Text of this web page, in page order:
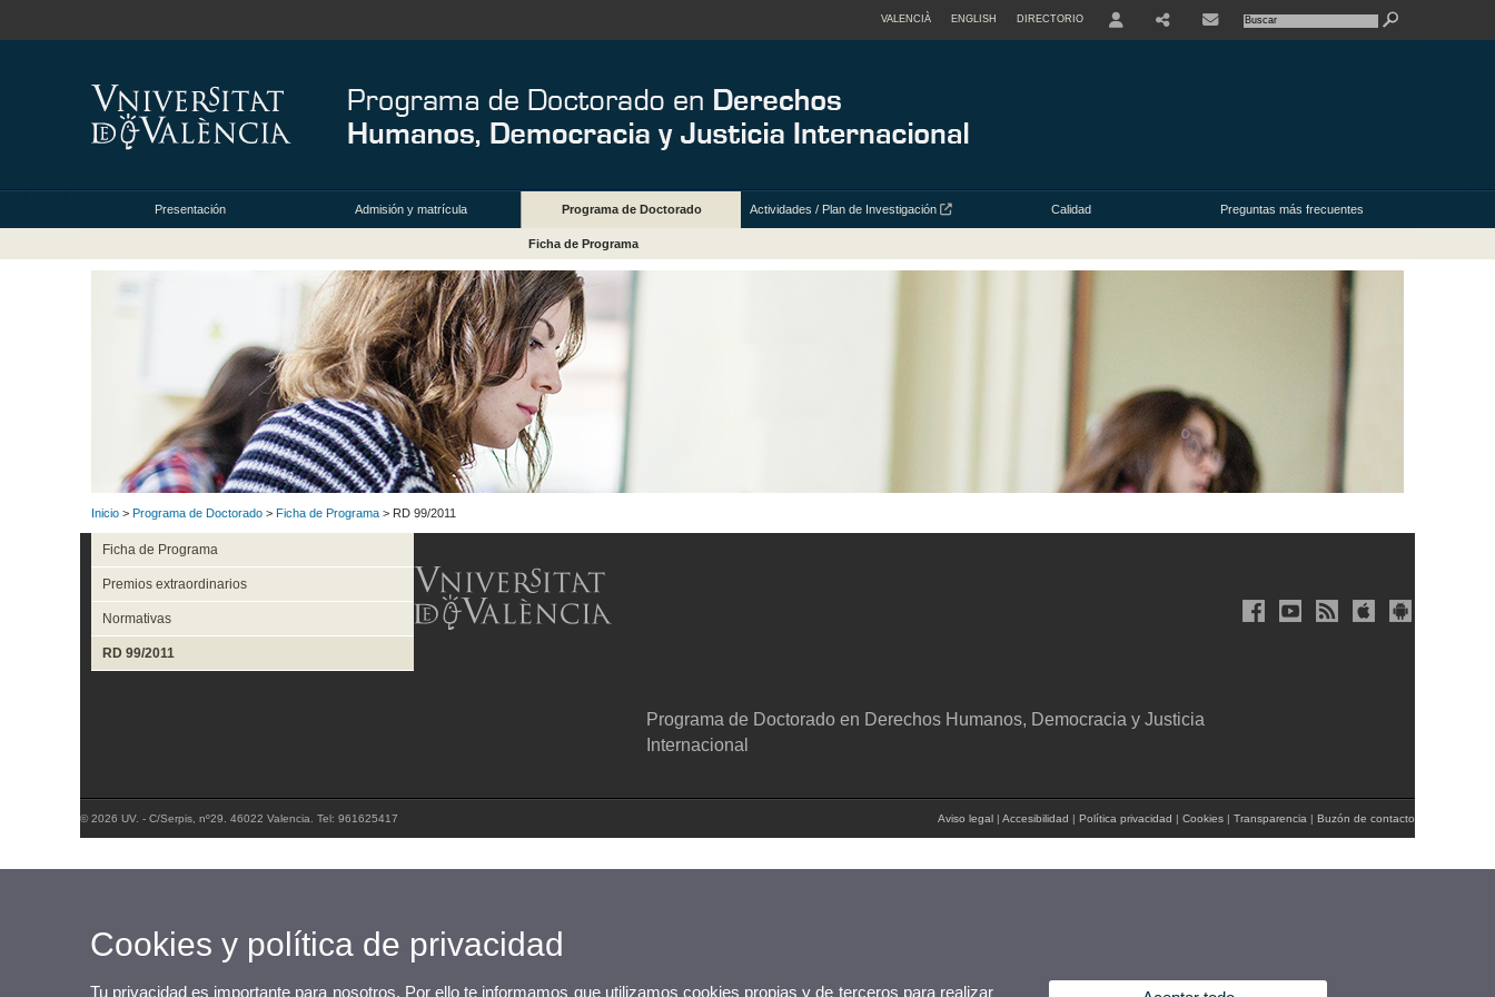
VALENCIÀ ENGLISH DIRECTORIO
Presentación Admisión y matrícula Programa de Doctorado Actividades / Plan de Investigación Calidad Preguntas más frecuentes
Ficha de Programa
Inicio > Programa de Doctorado > Ficha de Programa > RD 99/2011
Ficha de Programa
Premios extraordinarios
Normativas
RD 99/2011
Programa de Doctorado en Derechos Humanos, Democracia y Justicia
Internacional
© 2026 UV. - C/Serpis, nº29. 46022 Valencia. Tel: 961625417 Aviso legal | Accesibilidad | Política privacidad | Cookies | Transparencia | Buzón de contacto
Cookies y política de privacidad
Tu privacidad es importante para nosotros. Por ello te informamos que utilizamos cookies propias y de terceros para realizar